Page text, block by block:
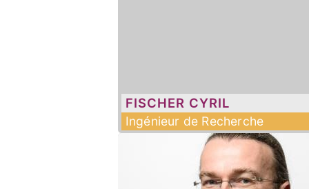
FISCHER CYRIL
Ingénieur de Recherche